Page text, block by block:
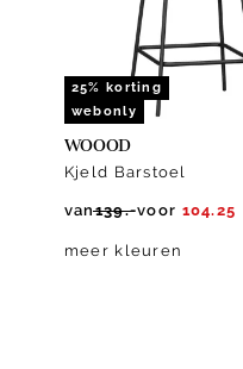
25% korting
webonly
WOOOD
Kjeld Barstoel
van139.-voor 104.25
meer kleuren